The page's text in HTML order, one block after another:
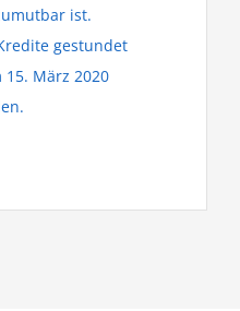
ist.
gestundet
März 2020